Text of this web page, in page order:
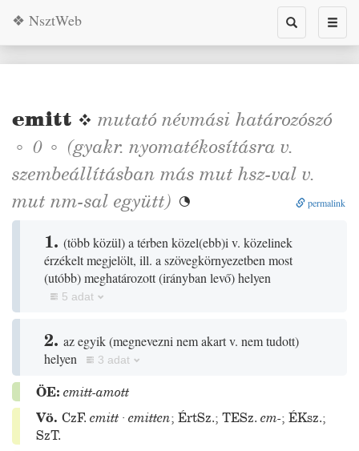
Toggle
search
❖ NsztWeb
emitt ❖ mutató névmási határozószó
◦ 0◦ (gyakr. nyomatékosításra v.
szembeállításban más mut hsz-val v.
mut nm-sal együtt)  permalink
1. (több közül)a térben közel(ebb)i v. közelinek
érzékelt megjelölt, ill. a szövegkörnyezetben most
(utóbb)meghatározott(irányban levő)helyen
5 adat
2. az egyik(megnevezni nem akart v. nem tudott)
helyen
3 adat
ÖE: emitt-amott
Vö. CzF. emitt · emitten; ÉrtSz.; TESz. em-; ÉKsz.;
SzT.